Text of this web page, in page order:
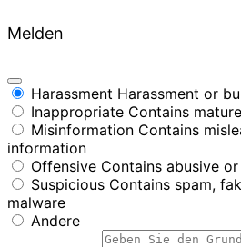
Melden
Harassment Harassment or
Inappropriate Contains
Misinformation Contains
information
Offensive Contains abusive
Suspicious Contains spam,
malware
Andere